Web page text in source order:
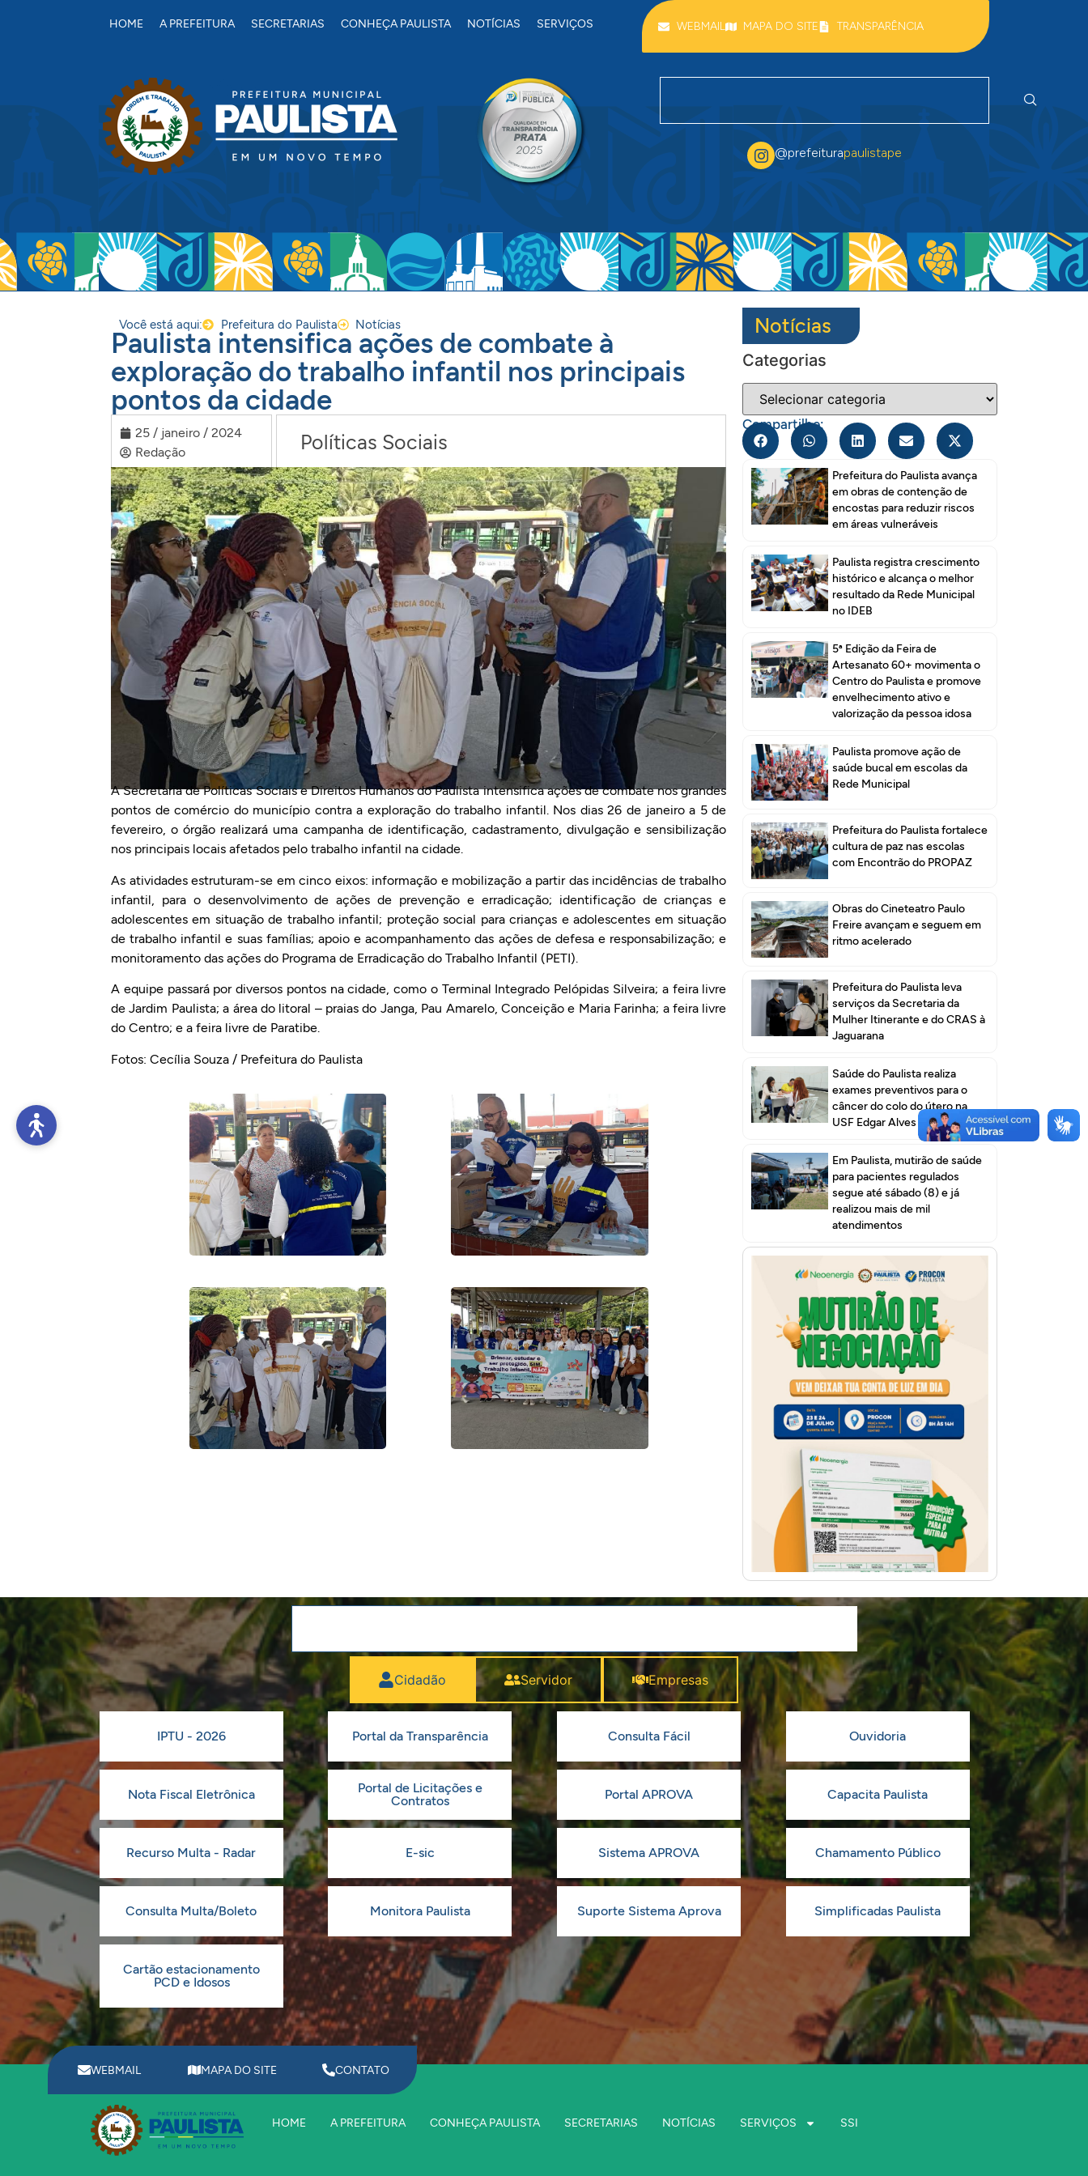
HOME A PREFEITURA SECRETARIAS CONHEÇA PAULISTA NOTÍCIAS SERVIÇOS WEBMAIL MAPA DO SITE TRANSPARÊNCIA
@prefeiturapaulistape
Você está aqui: Prefeitura do Paulista Notícias
Paulista intensifica ações de combate à
exploração do trabalho infantil nos principais
pontos da cidade
25 / janeiro / 2024
Redação
Políticas Sociais
A Secretaria de Políticas Sociais e Direitos Humanos do Paulista intensifica ações de combate nos grandes
pontos de comércio do município contra a exploração do trabalho infantil. Nos dias 26 de janeiro a 5 de
fevereiro, o órgão realizará uma campanha de identificação, cadastramento, divulgação e sensibilização
nos principais locais afetados pelo trabalho infantil na cidade.
As atividades estruturam-se em cinco eixos: informação e mobilização a partir das incidências de trabalho
infantil, para o desenvolvimento de ações de prevenção e erradicação; identificação de crianças e
adolescentes em situação de trabalho infantil; proteção social para crianças e adolescentes em situação
de trabalho infantil e suas famílias; apoio e acompanhamento das ações de defesa e responsabilização; e
monitoramento das ações do Programa de Erradicação do Trabalho Infantil (PETI).
A equipe passará por diversos pontos na cidade, como o Terminal Integrado Pelópidas Silveira; a feira livre
de Jardim Paulista; a área do litoral – praias do Janga, Pau Amarelo, Conceição e Maria Farinha; a feira livre
do Centro; e a feira livre de Paratibe.
Fotos: Cecília Souza / Prefeitura do Paulista
Notícias
Categorias
Compartilhe:
Prefeitura do Paulista avança
em obras de contenção de
encostas para reduzir riscos
em áreas vulneráveis
Paulista registra crescimento
histórico e alcança o melhor
resultado da Rede Municipal
no IDEB
5ª Edição da Feira de
Artesanato 60+ movimenta o
Centro do Paulista e promove
envelhecimento ativo e
valorização da pessoa idosa
Paulista promove ação de
saúde bucal em escolas da
Rede Municipal
Prefeitura do Paulista fortalece
cultura de paz nas escolas
com Encontrão do PROPAZ
Obras do Cineteatro Paulo
Freire avançam e seguem em
ritmo acelerado
Prefeitura do Paulista leva
serviços da Secretaria da
Mulher Itinerante e do CRAS à
Jaguarana
Saúde do Paulista realiza
exames preventivos para o
câncer do colo do útero na
USF Edgar Alves I
Em Paulista, mutirão de saúde
para pacientes regulados
segue até sábado (8) e já
realizou mais de mil
atendimentos
Cidadão Servidor Empresas
IPTU - 2026 Portal da Transparência Consulta Fácil Ouvidoria
Nota Fiscal Eletrônica
Portal de Licitações e
Contratos
Portal APROVA Capacita Paulista
Recurso Multa - Radar E-sic Sistema APROVA Chamamento Público
Consulta Multa/Boleto Monitora Paulista Suporte Sistema Aprova Simplificadas Paulista
Cartão estacionamento
PCD e Idosos
WEBMAIL MAPA DO SITE CONTATO
HOME A PREFEITURA CONHEÇA PAULISTA SECRETARIAS NOTÍCIAS SERVIÇOS SSI